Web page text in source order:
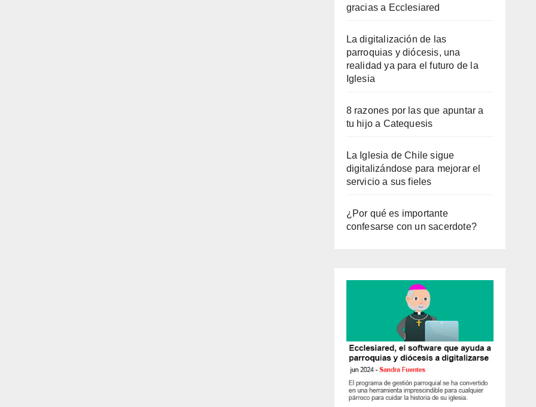
gracias a Ecclesiared
La digitalización de las
parroquias y diócesis, una
realidad ya para el futuro de la
Iglesia
8 razones por las que apuntar a
tu hijo a Catequesis
La Iglesia de Chile sigue
digitalizándose para mejorar el
servicio a sus fieles
¿Por qué es importante
confesarse con un sacerdote?